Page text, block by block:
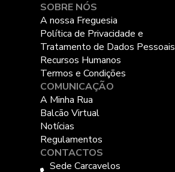
SOBRE NÓS
A nossa Freguesia
Política de Privacidade e
Tratamento de Dados Pessoais
Recursos Humanos
Termos e Condições
COMUNICAÇÃO
A Minha Rua
Balcão Virtual
Notícias
Regulamentos
CONTACTOS
Sede Carcavelos